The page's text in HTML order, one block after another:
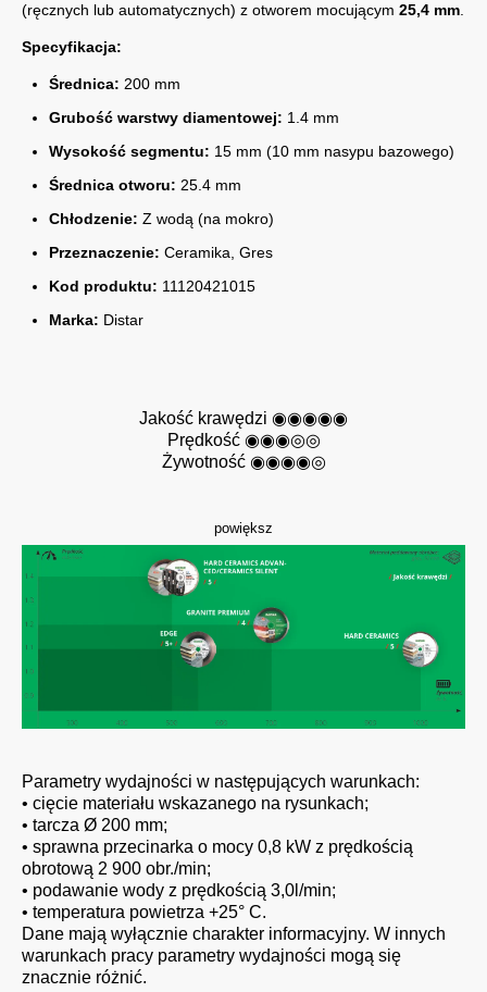
(ręcznych lub automatycznych) z otworem mocującym 25,4 mm.
Specyfikacja:
Średnica: 200 mm
Grubość warstwy diamentowej: 1.4 mm
Wysokość segmentu: 15 mm (10 mm nasypu bazowego)
Średnica otworu: 25.4 mm
Chłodzenie: Z wodą (na mokro)
Przeznaczenie: Ceramika, Gres
Kod produktu: 11120421015
Marka: Distar
Jakość krawędzi ◉◉◉◉◉
Prędkość ◉◉◉◎◎
Żywotność ◉◉◉◉◎
powiększ
Parametry wydajności w następujących warunkach:
• cięcie materiału wskazanego na rysunkach;
• tarcza Ø 200 mm;
• sprawna przecinarka o mocy 0,8 kW z prędkością
obrotową 2 900 obr./min;
• podawanie wody z prędkością 3,0l/min;
• temperatura powietrza +25° C.
Dane mają wyłącznie charakter informacyjny. W innych
warunkach pracy parametry wydajności mogą się
znacznie różnić.